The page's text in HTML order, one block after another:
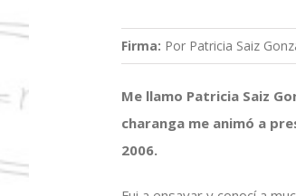
Firma: Por Patricia Saiz
Me llamo Patricia Saiz
charanga me animó a
2006.